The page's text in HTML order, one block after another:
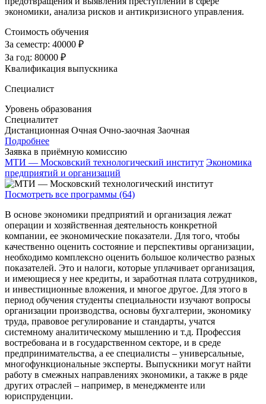
экономики, анализа рисков и антикризисного управления.
Стоимость обучения
За семестр: 40000 ₽
За год: 80000 ₽
Квалификация выпускника
Специалист
Уровень образования
Специалитет
Дистанционная Очная Очно-заочная Заочная
Подробнее
Заявка в приёмную комиссию
МТИ — Московский технологический институт Экономика
предприятий и организаций
Посмотреть все программы (64)
В основе экономики предприятий и организация лежат
операции и хозяйственная деятельность конкретной
компании, ее экономические показатели. Для того, чтобы
качественно оценить состояние и перспективы организации,
необходимо комплексно оценить большое количество разных
показателей. Это и налоги, которые уплачивает организация,
и имеющиеся у нее кредиты, и заработная плата сотрудников,
и инвестиционные вложения, и многое другое. Для этого в
период обучения студенты специальности изучают вопросы
организации производства, основы бухгалтерии, экономику
труда, правовое регулирование и стандарты, учатся
системному аналитическому мышлению и т.д. Профессия
востребована и в государственном секторе, и в среде
предпринимательства, а ее специалисты – универсальные,
многофункциональные эксперты. Выпускники могут найти
работу в смежных направлениях экономики, а также в ряде
других отраслей – например, в менеджменте или
юриспруденции.